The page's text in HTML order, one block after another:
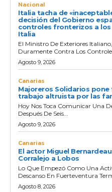
Nacional
Italia tacha de
decisión del Gobierno
controles fronterizos a
Italia
El Ministro De Exteriores
Duramente Contra Los
Agosto 9, 2026
Canarias
Majoreros Solidarios
trabajo altruista por las
Hoy Nos Toca Comunicar Una
Después De Seis...
Agosto 9, 2026
Canarias
El actor Miguel
Corralejo a Lobos
Lo Que Empezó Como Una
Descanso En Fuerteventura
Agosto 8, 2026